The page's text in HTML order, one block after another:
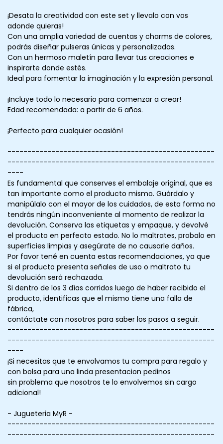
¡Desata la creatividad con este set y llevalo con vos
adonde quieras!
Con una amplia variedad de cuentas y charms de colores,
podrás diseñar pulseras únicas y personalizadas.
Con un hermoso maletín para llevar tus creaciones e
inspirarte donde estés.
Ideal para fomentar la imaginación y la expresión personal.
¡Incluye todo lo necesario para comenzar a crear!
Edad recomendada: a partir de 6 años.
¡Perfecto para cualquier ocasión!
----------------------------------------------------
----------------------------------------------------
----
Es fundamental que conserves el embalaje original, que es
tan importante como el producto mismo. Guárdalo y
manipúlalo con el mayor de los cuidados, de esta forma no
tendrás ningún inconveniente al momento de realizar la
devolución. Conserva las etiquetas y empaque, y devolvé
el producto en perfecto estado. No lo maltrates, probalo en
superficies limpias y asegúrate de no causarle daños.
Por favor tené en cuenta estas recomendaciones, ya que
si el producto presenta señales de uso o maltrato tu
devolución será rechazada.
Si dentro de los 3 días corridos luego de haber recibido el
producto, identificas que el mismo tiene una falla de
fábrica,
contáctate con nosotros para saber los pasos a seguir.
----------------------------------------------------
----------------------------------------------------
----
¡Si necesitas que te envolvamos tu compra para regalo y
con bolsa para una linda presentacion pedinos
sin problema que nosotros te lo envolvemos sin cargo
adicional!
- Jugueteria MyR -
----------------------------------------------------
----------------------------------------------------